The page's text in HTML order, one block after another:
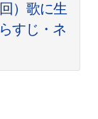
）歌に生
すじ・ネ